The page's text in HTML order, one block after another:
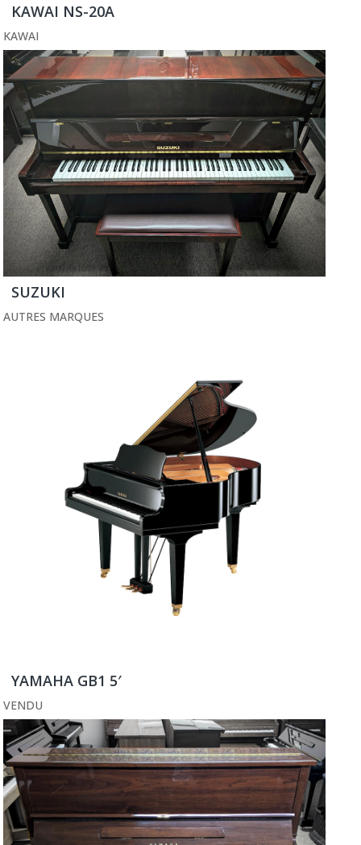
KAWAI NS-20A
KAWAI
SUZUKI
AUTRES MARQUES
YAMAHA GB1 5′
VENDU